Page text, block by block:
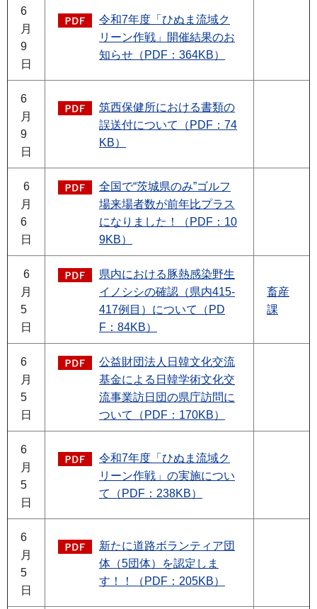
6
月
9
日
令和7年度「ひぬま流域ク
リーン作戦」開催結果のお
知らせ（PDF：364KB）
6
月
9
日
筑西保健所における書類の
誤送付について（PDF：74
KB）
6
月
6
日
全国で“茨城県のみ”ゴルフ
場来場者数が前年比プラス
になりました！（PDF：10
9KB）
6
月
5
日
県内における豚熱感染野生
イノシシの確認（県内415-
417例目）について（PD
F：84KB）
畜産
課
6
月
5
日
公益財団法人日韓文化交流
基金による日韓学術文化交
流事業訪日団の県庁訪問に
ついて（PDF：170KB）
6
月
5
日
令和7年度「ひぬま流域ク
リーン作戦」の実施につい
て（PDF：238KB）
6
月
5
日
新たに道路ボランティア団
体（5団体）を認定しま
す！！（PDF：205KB）